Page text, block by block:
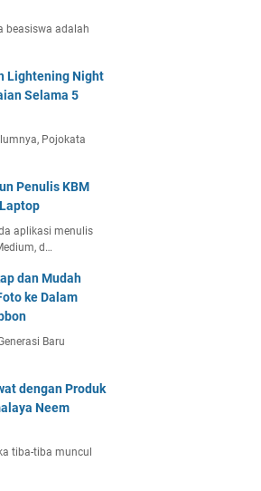
beasiswa adalah
Lightening Night
Selama 5
Pojokata
Penulis KBM
aplikasi menulis
d…
dan Mudah
ke Dalam
Baru
dengan Produk
Neem
tiba-tiba muncul